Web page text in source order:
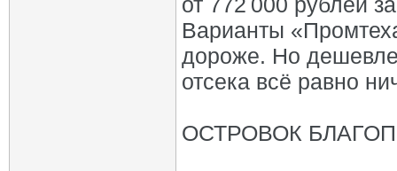
Варианты
дороже. Но дешевле
отсека всё равно
ОСТРОВОК